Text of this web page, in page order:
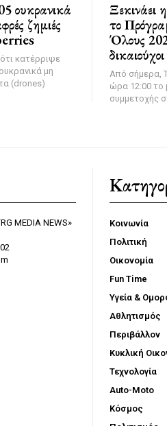
ουκρανικά
ζημιές
κατέρριψε
μη
(drones)
Ξεκινάει
το
Όλους
δικαιούχοι
Από σήμερα,
ώρα 12:00 το
συμμετοχής
MEDIA NEWS»
Κοινωνία
Πολιτική
Οικονομία
Fun Time
Υγεία &
Αθλητισμός
Περιβάλλον
Κυκλική
Τεχνολογία
Auto-Moto
Κόσμος